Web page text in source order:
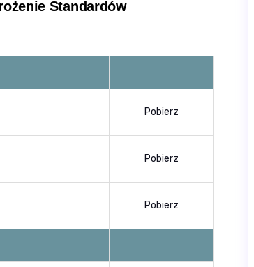
Standardów
Pobierz
Pobierz
Pobierz